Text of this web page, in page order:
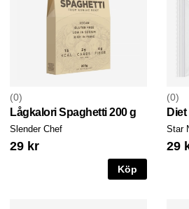
0
Lågkalori Spaghetti 200 g
Slender Chef
29 kr
Köp
0
Star
29